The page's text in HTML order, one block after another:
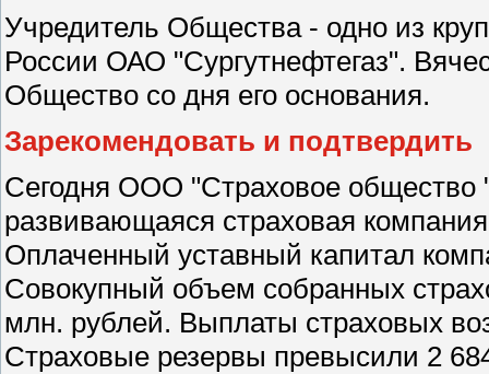
Учредитель Общества - одно из
России ОАО "Сургутнефтегаз".
Общество со дня его основания.
Зарекомендовать и подтвердить
Сегодня ООО "Страховое общество
развивающаяся страховая
Оплаченный уставный капитал
Совокупный объем собранных
млн. рублей. Выплаты страховых
Страховые резервы превысили 2